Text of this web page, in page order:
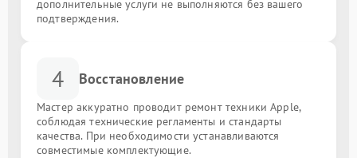
дополнительные услуги не выполняются без вашего
подтверждения.
4 Восстановление
Мастер аккуратно проводит ремонт техники Apple,
соблюдая технические регламенты и стандарты
качества. При необходимости устанавливаются
совместимые комплектующие.